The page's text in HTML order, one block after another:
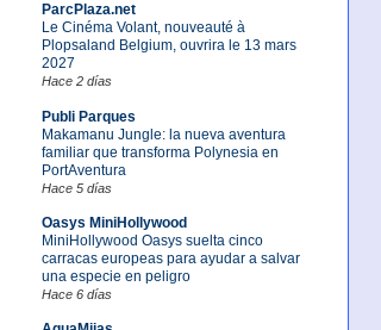
ParcPlaza.net
Le Cinéma Volant, nouveauté à
Plopsaland Belgium, ouvrira le 13 mars
2027
Hace 2 días
Publi Parques
Makamanu Jungle: la nueva aventura
familiar que transforma Polynesia en
PortAventura
Hace 5 días
Oasys MiniHollywood
MiniHollywood Oasys suelta cinco
carracas europeas para ayudar a salvar
una especie en peligro
Hace 6 días